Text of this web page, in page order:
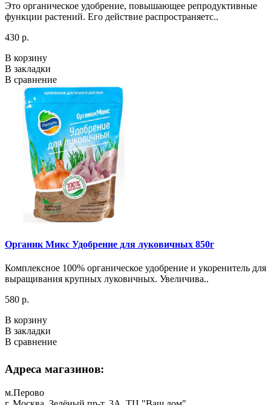
Это органическое удобрение, повышающее репродуктивные
функции растений. Его действие распространяетс..
430 р.
В корзину
В закладки
В сравнение
Органик Микс Удобрение для луковичных 850г
Комплексное 100% органическое удобрение и укоренитель для
выращивания крупных луковичных. Увеличива..
580 р.
В корзину
В закладки
В сравнение
Адреса магазинов:
м.Перово